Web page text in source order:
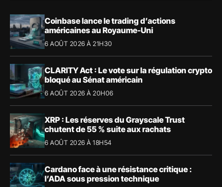
Coinbase lance le trading d’actions
américaines au Royaume-Uni
6 AOÛT 2026 À 21H30
CLARITY Act : Le vote sur la régulation crypto
bloqué au Sénat américain
6 AOÛT 2026 À 20H06
XRP : Les réserves du Grayscale Trust
chutent de 55 % suite aux rachats
6 AOÛT 2026 À 18H54
Cardano face à une résistance critique :
l’ADA sous pression technique